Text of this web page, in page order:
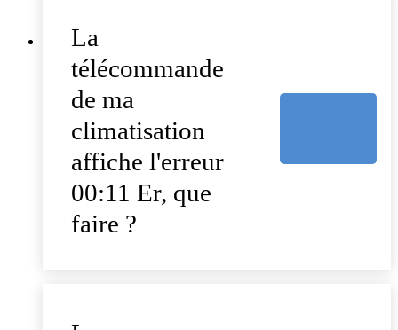
La
télécommande
de ma
climatisation
affiche l'erreur
00:11 Er, que
faire ?